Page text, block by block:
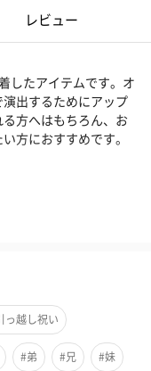
レビュー
したアイテムです。オ
出するためにアップ
方へはもちろん、お
方におすすめです。
っ越し祝い
#弟 #兄 #妹